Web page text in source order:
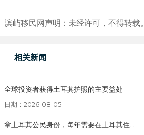
滨屿移民网声明：未经许可，不得转载。
相关新闻
全球投资者获得土耳其护照的主要益处
日期：2026-08-05
拿土耳其公民身份，每年需要在土耳其住...